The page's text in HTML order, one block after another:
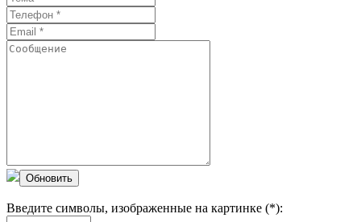
Обновить
Введите символы, изображенные на картинке (*):